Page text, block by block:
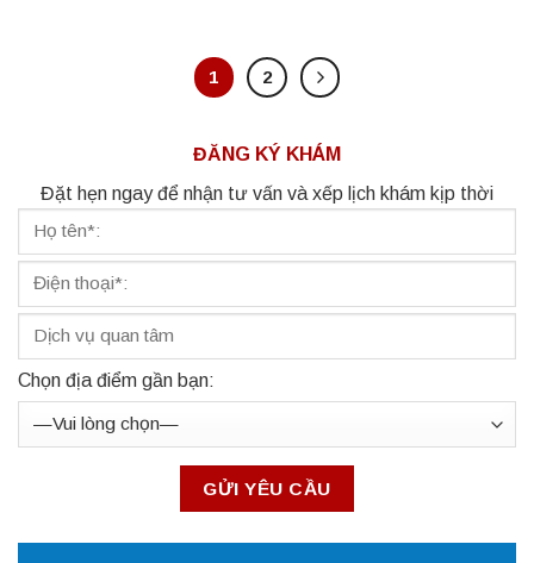
1 2
ĐĂNG KÝ KHÁM
Đặt hẹn ngay để nhận tư vấn và xếp lịch khám kịp thời
Chọn địa điểm gần bạn: